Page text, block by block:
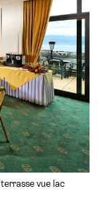
vue lac